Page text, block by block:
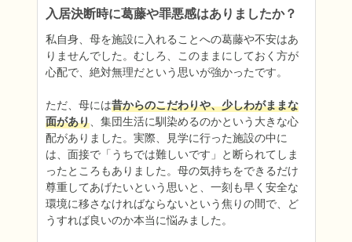
入居決断時に葛藤や罪悪感はありましたか？
私自身、母を施設に入れることへの葛藤や不安はあ
りませんでした。むしろ、このままにしておく方が
心配で、絶対無理だという思いが強かったです。
ただ、母には昔からのこだわりや、少しわがままな
面があり、集団生活に馴染めるのかという大きな心
配がありました。実際、見学に行った施設の中に
は、面接で「うちでは難しいです」と断られてしま
ったところもありました。母の気持ちをできるだけ
尊重してあげたいという思いと、一刻も早く安全な
環境に移さなければならないという焦りの間で、ど
うすれば良いのか本当に悩みました。